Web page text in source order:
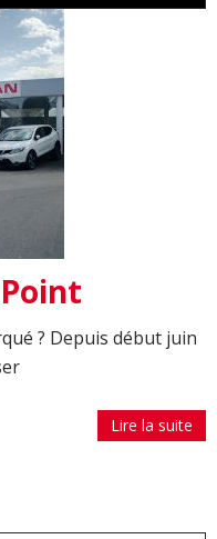
? Depuis début juin
Lire la suite